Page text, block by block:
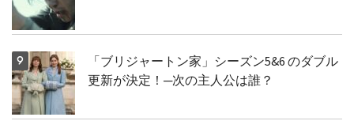
「ブリジャートン家」シーズン5&6 のダブル
更新が決定！─次の主人公は誰？